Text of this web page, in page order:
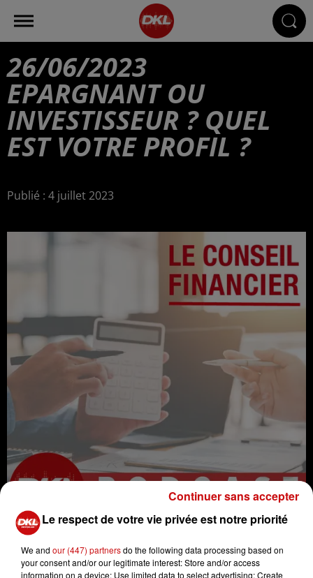
26/06/2023
EPARGNANT OU
INVESTISSEUR ? QUEL
EST VOTRE PROFIL ?
Publié : 4 juillet 2023
Le respect de votre vie privée est notre priorité
We and our (447) partnersdo the following data processing based on
your consent and/or our legitimate interest: Store and/or access
information on a device; Use limited data to select advertising; Create
Continuer sans accepter